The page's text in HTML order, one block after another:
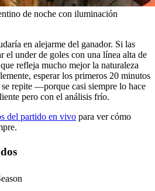
de noche con iluminación
en alejarme del ganador. Si las
el under de goles con una línea alta de
refleja mucho mejor la naturaleza
esperar los primeros 20 minutos
repite —porque casi siempre lo hace
pero con el análisis frío.
del partido en vivo para ver cómo